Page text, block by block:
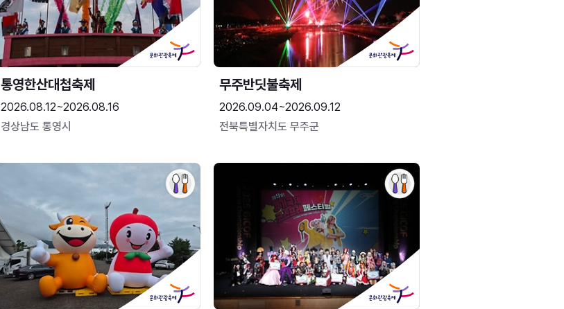
통영한산대첩축제
2026.08.12~2026.08.16
경상남도 통영시
무주반딧불축제
2026.09.04~2026.09.12
전북특별자치도 무주군